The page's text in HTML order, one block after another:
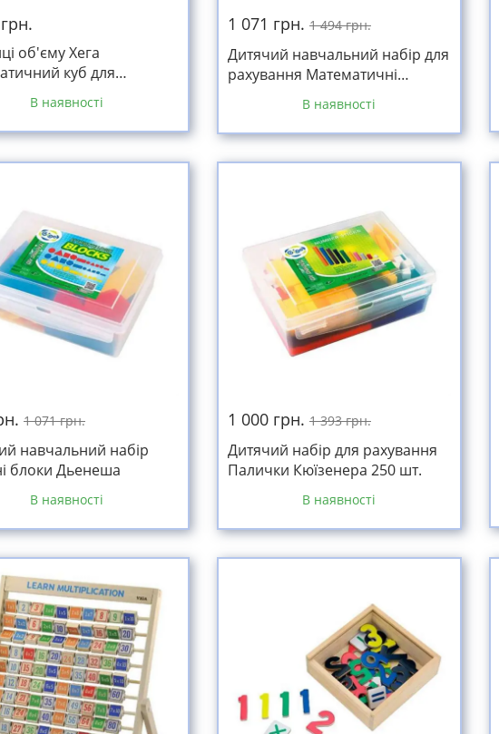
об'єму Хега
куб для
мислення у дітей
В наявності
1 071 грн. 1 494 грн.
Дитячий навчальний набір для
рахування Математичні
В наявності
1 071 грн.
навчальний набір
блоки Дьенеша
В наявності
1 000 грн. 1 393 грн.
Дитячий набір для рахування
Палички Кюїзенера 250 шт.
В наявності